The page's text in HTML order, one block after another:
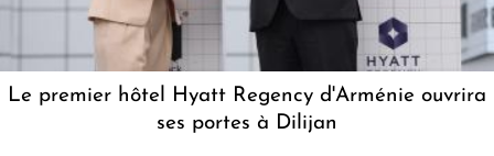
Le premier hôtel Hyatt Regency d'Arménie ouvrira
ses portes à Dilijan